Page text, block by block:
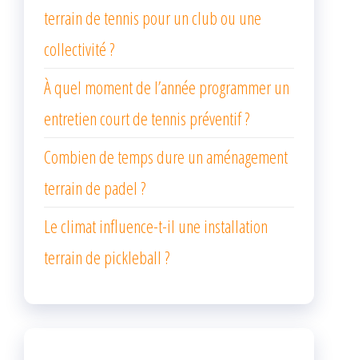
terrain de tennis pour un club ou une
collectivité ?
À quel moment de l’année programmer un
entretien court de tennis préventif ?
Combien de temps dure un aménagement
terrain de padel ?
Le climat influence-t-il une installation
terrain de pickleball ?